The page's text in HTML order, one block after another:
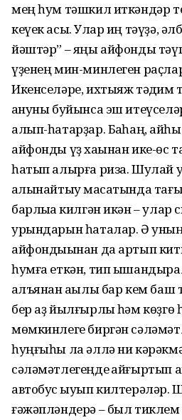
мең һум тәшкил иткәндәр
кеүек асыҡ. Улар иң тәүҙә,
йәштәр” – яңы айфонды
үҙенең мин-минлеген
Икенселәре, ихтыяж тәҡдим
ҡануны буйынса эш
алып-һатарҙар. Баҡһаң,
айфонды үҙ хаҡынан ике-өс
һатып алырға риза. Шулай уҡ
ҡалынайтыу маҡсатында
барлыҡҡа килгән икән – улар
урындарын һаталар. Ә уның
айфондыҡынан да артып
һумға еткән, тип
ҡалъянан аҡылы бар кем
бер аҙ йылғырлыҡ һәм көҙгө
мөмкинлеге биргән
һуңғыһы ла әллә ни
сәләмәтлегеңде ҡайғыртып
автобус ҡыуып
ғәжәпләндерә – был тиклем